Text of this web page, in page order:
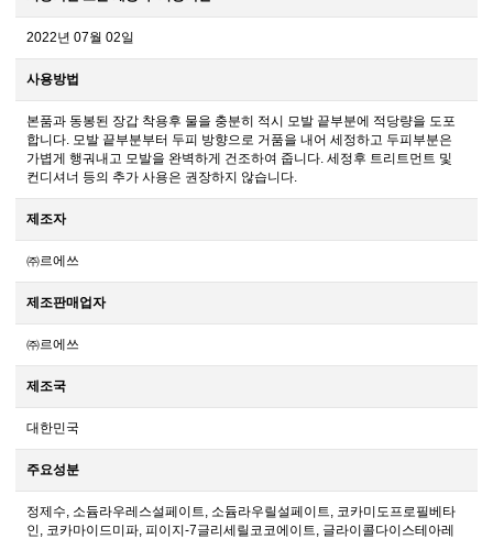
2022년 07월 02일
사용방법
본품과 동봉된 장갑 착용후 물을 충분히 적시 모발 끝부분에 적당량을 도포
합니다. 모발 끝부분부터 두피 방향으로 거품을 내어 세정하고 두피부분은
가볍게 행궈내고 모발을 완벽하게 건조하여 줍니다. 세정후 트리트먼트 및
컨디셔너 등의 추가 사용은 권장하지 않습니다.
제조자
㈜르에쓰
제조판매업자
㈜르에쓰
제조국
대한민국
주요성분
정제수, 소듐라우레스설페이트, 소듐라우릴설페이트, 코카미도프로필베타
인, 코카마이드미파, 피이지-7글리세릴코코에이트, 글라이콜다이스테아레